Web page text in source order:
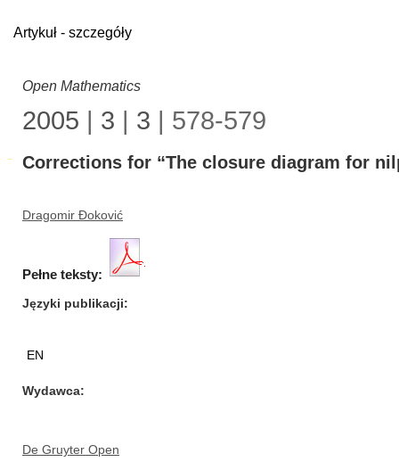
Artykuł - szczegóły
Open Mathematics
2005 | 3 | 3 | 578-579
Corrections for “The closure diagram for
Dragomir Đoković
Pełne teksty:
Języki publikacji
EN
Wydawca
De Gruyter Open